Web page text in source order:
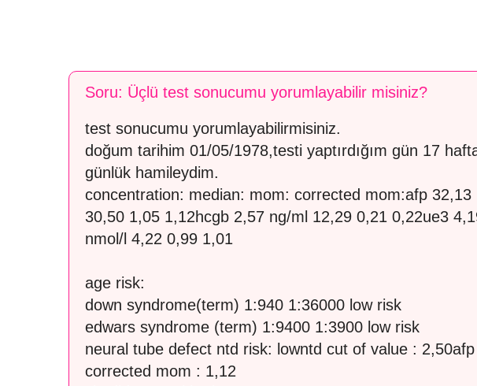
Soru: Üçlü test sonucumu yorumlayabilir misiniz?
test sonucumu yorumlayabilirmisiniz.
doğum tarihim 01/05/1978,testi yaptırdığım gün 17
günlük hamileydim.
concentration: median: mom: corrected mom:afp 32,13
30,50 1,05 1,12hcgb 2,57 ng/ml 12,29 0,21 0,22ue3
nmol/l 4,22 0,99 1,01
age risk:
down syndrome(term) 1:940 1:36000 low risk
edwars syndrome (term) 1:9400 1:3900 low risk
neural tube defect ntd risk: lowntd cut of value : 2,50afp
corrected mom : 1,12